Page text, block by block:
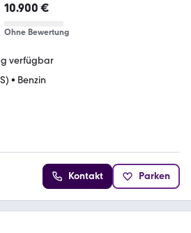
10.900 €
Ohne Bewertung
verfügbar
• Benzin
Kontakt Parken